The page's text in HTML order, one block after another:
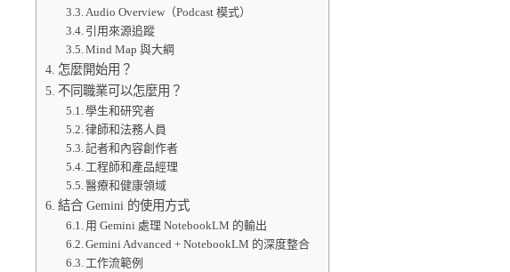
Audio Overview（Podcast 模式）
引用來源追蹤
Mind Map 與大綱
怎麼開始用？
不同職業可以怎麼用？
學生和研究者
律師和法務人員
記者和內容創作者
工程師和產品經理
醫療和健康領域
結合 Gemini 的使用方式
用 Gemini 處理 NotebookLM 的輸出
Gemini Advanced + NotebookLM 的深度整合
工作流範例